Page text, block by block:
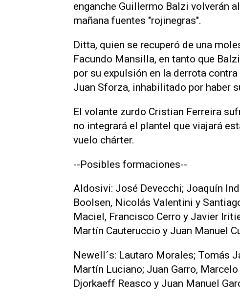
enganche Guillermo Balzi volverán
mañana fuentes "rojinegras".
Ditta, quien se recuperó de una
Facundo Mansilla, en tanto que
por su expulsión en la derrota
Juan Sforza, inhabilitado por haber
El volante zurdo Cristian Ferreira
no integrará el plantel que viajará
vuelo chárter.
--Posibles formaciones--
Aldosivi: José Devecchi; Joaquín
Boolsen, Nicolás Valentini y
Maciel, Francisco Cerro y Javier
Martín Cauteruccio y Juan Manuel
Newell´s: Lautaro Morales; Tomás
Martín Luciano; Juan Garro,
Djorkaeff Reasco y Juan Manuel